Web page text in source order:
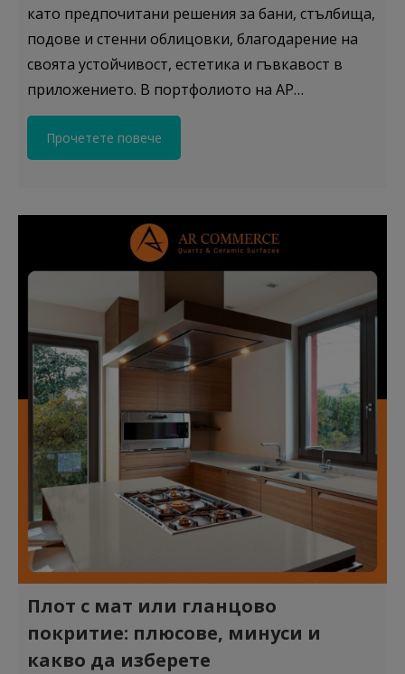
като предпочитани решения за бани, стълбища,
подове и стенни облицовки, благодарение на
своята устойчивост, естетика и гъвкавост в
приложението. В портфолиото на АР…
Прочетете повече
Плот с мат или гланцово
покритие: плюсове, минуси и
какво да изберете